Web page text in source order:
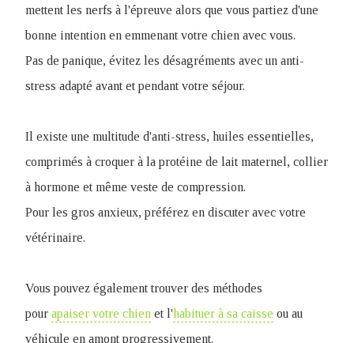
mettent les nerfs à l'épreuve alors que vous partiez d'une
bonne intention en emmenant votre chien avec vous.
Pas de panique, évitez les désagréments avec un anti-
stress adapté avant et pendant votre séjour.
Il existe une multitude d'anti-stress, huiles essentielles,
comprimés à croquer à la protéine de lait maternel, collier
à hormone et même veste de compression.
Pour les gros anxieux, préférez en discuter avec votre
vétérinaire.
Vous pouvez également trouver des méthodes
pour apaiser votre chien et l'habituer à sa caisse ou au
véhicule en amont progressivement.